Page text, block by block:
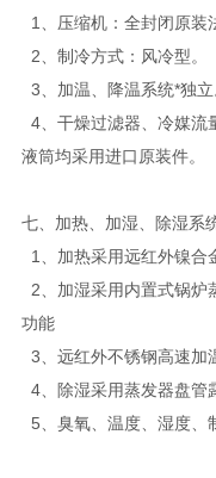
1、压缩机：全封闭原装
2、制冷方式：风冷型。
3、加温、降温系统*独立
4、干燥过滤器、冷媒流
液筒均采用进口原装件。
七、加热、加湿、除湿系
1、加热采用远红外镍合
2、加湿采用内置式锅炉
功能
3、远红外不锈钢高速加
4、除湿采用蒸发器盘管
5、臭氧、温度、湿度、